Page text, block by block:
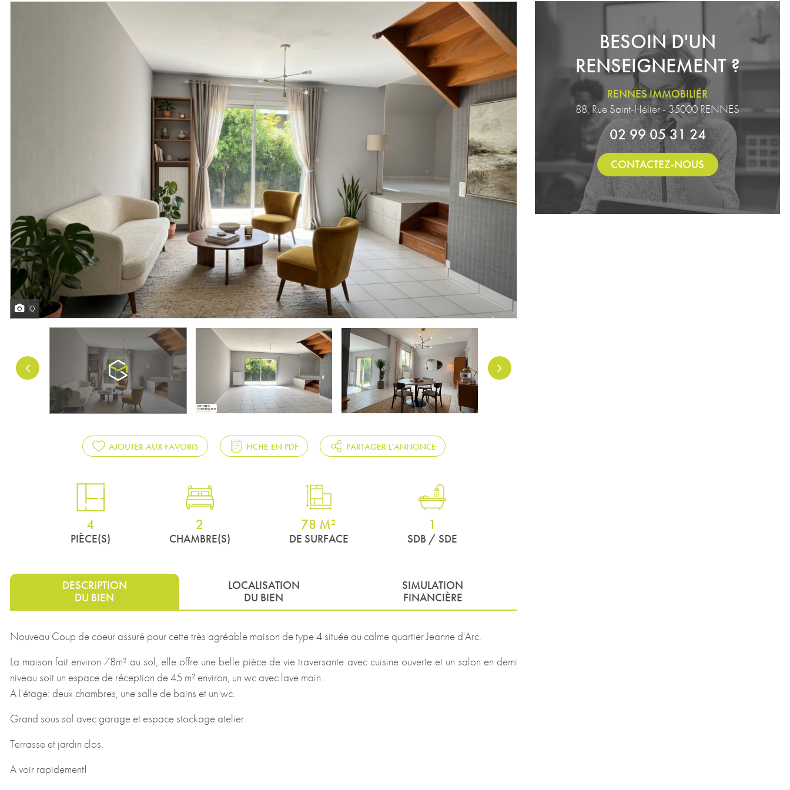
10
AJOUTER AUX FAVORIS FICHE EN PDF PARTAGER L'ANNONCE
4
PIÈCE(S)
2
CHAMBRE(S)
78 M²
DE SURFACE
1
SDB / SDE
DESCRIPTION
DU BIEN
LOCALISATION
DU BIEN
SIMULATION
FINANCIÈRE
Nouveau Coup de coeur assuré pour cette très agréable maison de type 4 située au calme quartier Jeanne d'Arc.
La maison fait environ 78m² au sol, elle offre une belle pièce de vie traversante avec cuisine ouverte et un salon en demi
niveau soit un espace de réception de 45 m² environ, un wc avec lave main .
A l'étage: deux chambres, une salle de bains et un wc.
Grand sous sol avec garage et espace stockage atelier.
Terrasse et jardin clos.
A voir rapidement!
BESOIN D'UN
RENSEIGNEMENT ?
RENNES IMMOBILIER
88, Rue Saint-Hélier - 35000 RENNES
02 99 05 31 24
CONTACTEZ-NOUS